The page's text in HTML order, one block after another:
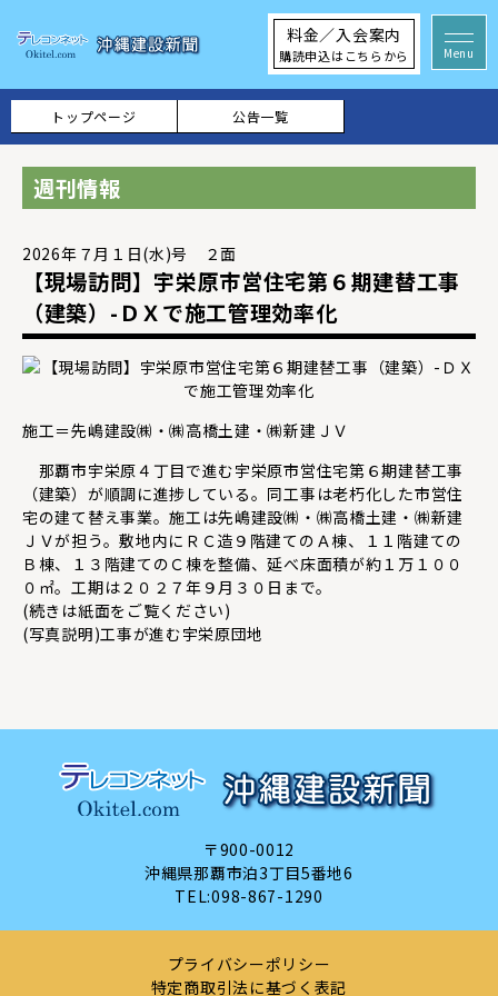
料金／入会案内
購読申込はこちらから
トップページ 公告一覧
週刊情報
2026年７月１日(水)号 ２面
【現場訪問】宇栄原市営住宅第６期建替工事
（建築）-ＤＸで施工管理効率化
施工＝先嶋建設㈱・㈱高橋土建・㈱新建ＪＶ
那覇市宇栄原４丁目で進む宇栄原市営住宅第６期建替工事
（建築）が順調に進捗している。同工事は老朽化した市営住
宅の建て替え事業。施工は先嶋建設㈱・㈱高橋土建・㈱新建
ＪＶが担う。敷地内にＲＣ造９階建てのＡ棟、１１階建ての
Ｂ棟、１３階建てのＣ棟を整備、延べ床面積が約１万１００
０㎡。工期は２０２７年９月３０日まで。
(続きは紙面をご覧ください)
(写真説明)工事が進む宇栄原団地
〒900-0012
沖縄県那覇市泊3丁目5番地6
TEL:098-867-1290
プライバシーポリシー
特定商取引法に基づく表記